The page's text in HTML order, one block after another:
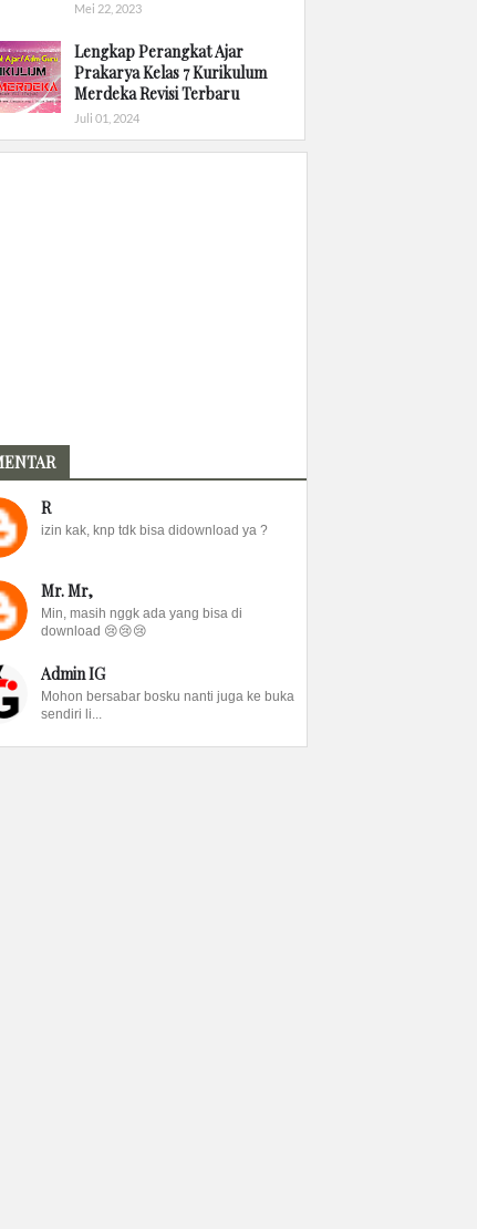
Mei 22, 2023
Lengkap Perangkat Ajar
Prakarya Kelas 7 Kurikulum
Merdeka Revisi Terbaru
Juli 01, 2024
R
izin kak, knp tdk bisa didownload ya ?
Mr. Mr,
Min, masih nggk ada yang bisa di
download 😢😢😢
Admin IG
Mohon bersabar bosku nanti juga ke buka
sendiri li...